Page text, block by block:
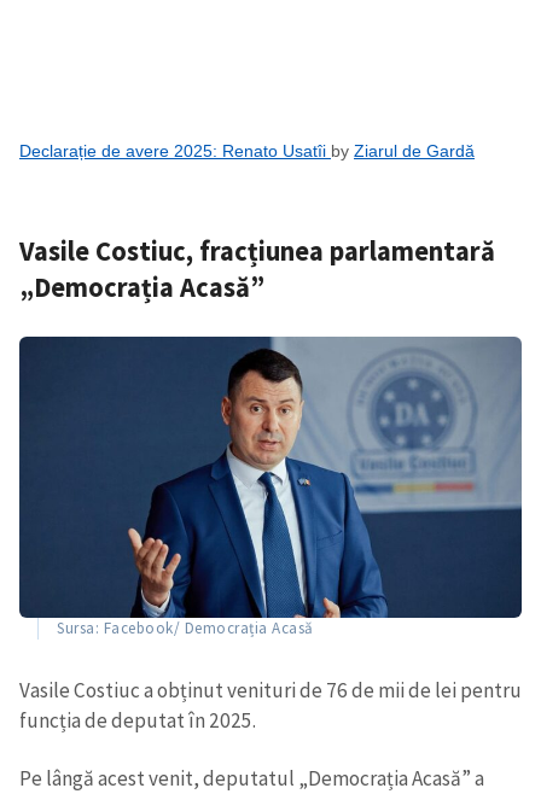
Declarație de avere 2025: Renato Usatîi by Ziarul de Gardă
Vasile Costiuc, fracțiunea parlamentară
„Democrația Acasă”
Sursa: Facebook/ Democrația Acasă
Vasile Costiuc a obținut venituri de 76 de mii de lei pentru
funcția de deputat în 2025.
Pe lângă acest venit, deputatul „Democrația Acasă” a